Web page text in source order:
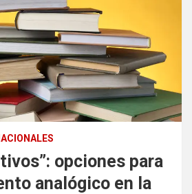
opciones para
analógico en la